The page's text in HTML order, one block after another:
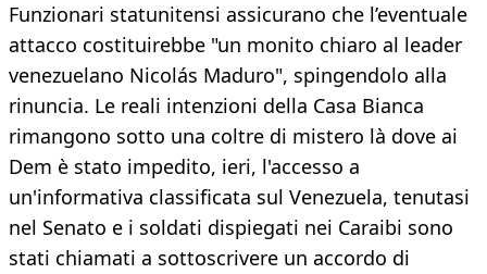
Funzionari statunitensi assicurano che l’eventuale
attacco costituirebbe "un monito chiaro al leader
venezuelano Nicolás Maduro", spingendolo alla
rinuncia. Le reali intenzioni della Casa Bianca
rimangono sotto una coltre di mistero là dove ai
Dem è stato impedito, ieri, l'accesso a
un'informativa classificata sul Venezuela, tenutasi
nel Senato e i soldati dispiegati nei Caraibi sono
stati chiamati a sottoscrivere un accordo di